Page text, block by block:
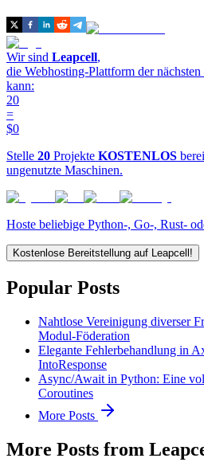
Wir sind Leapcell,
die Webhosting-Plattform der
kann:
20
=
$0
Stelle 20 Projekte KOSTENLOS
ungenutzte Maschinen.
Hoste beliebige Python-, Go-, Rust-
Kostenlose Bereitstellung auf Leapcell!
Popular Posts
Nahtlose Vereinigung diverser
Modul-Föderation
Elegante Fehlerbehandlung in
IntoResponse
Async/Await in Python: Eine
Coroutines
More Posts
More Posts from